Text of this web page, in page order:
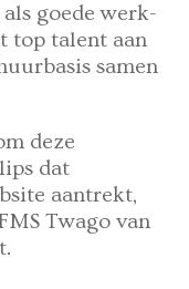
goede werk-
top talent aan
samen
deze
dat
aantrekt,
Twago van